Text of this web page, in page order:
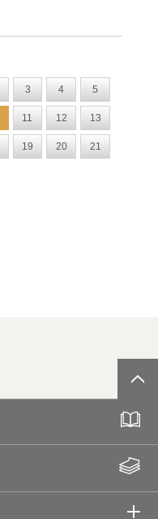
3 4 5
11 12 13
19 20 21